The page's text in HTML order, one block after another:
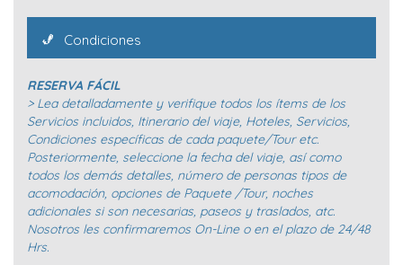
Condiciones
RESERVA FÁCIL
> Lea detalladamente y verifique todos los ítems de los
Servicios incluidos, Itinerario del viaje, Hoteles, Servicios,
Condiciones específicas de cada paquete/Tour etc.
Posteriormente, seleccione la fecha del viaje, así como
todos los demás detalles, número de personas tipos de
acomodación, opciones de Paquete /Tour, noches
adicionales si son necesarias, paseos y traslados, atc.
Nosotros les confirmaremos On-Line o en el plazo de 24/48
Hrs.